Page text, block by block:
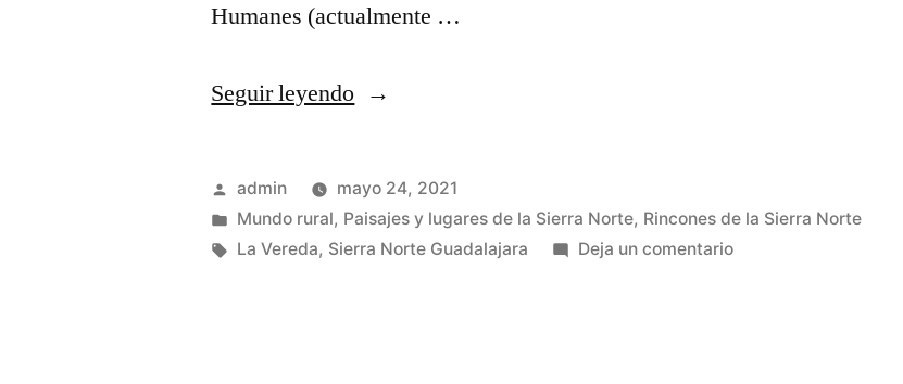
Humanes (actualmente …
Seguir leyendo«Cuentan
Félix
Rodríguez
de
Publicado
por
admin
mayo 24, 2021
Publicado
en
Mundo rural, Paisajes y lugares de la Sierra Norte, Rincones de la Sierra Norte
Etiquetas:
La Vereda, Sierra Norte Guadalajara Deja un comentarioen